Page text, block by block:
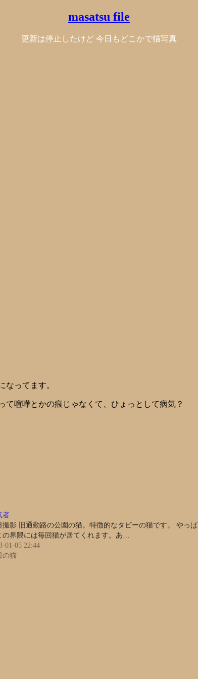
masatsu file
更新は停止したけど 今日もどこかで猫写真
なってます。
喧嘩とかの痕じゃなくて、ひょっとして病気？
者
撮影 旧通勤路の公園の猫。特徴的なタビーの猫です。 やっぱ
の界隈には毎回猫が居てくれます。あ…
01-05 22:44
の猫